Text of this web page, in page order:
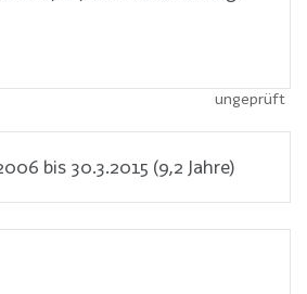
ungeprüft
bis 30.3.2015 (9,2 Jahre)